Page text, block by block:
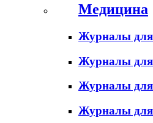
Медицина
Журналы для
Журналы
Журналы для
Журналы для